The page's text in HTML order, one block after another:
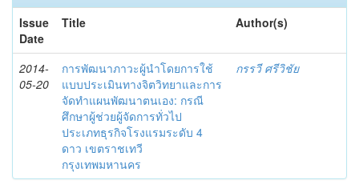
Issue
Date
Title Author(s)
2014-
05-20
การพัฒนาภาวะผู้นำโดยการใช้
แบบประเมินทางจิตวิทยาและการ
จัดทำแผนพัฒนาตนเอง: กรณี
ศึกษาผู้ช่วยผู้จัดการทั่วไป
ประเภทธุรกิจโรงแรมระดับ 4
ดาว เขตราชเทวี
กรุงเทพมหานคร
กรรวี ศรีวิชัย